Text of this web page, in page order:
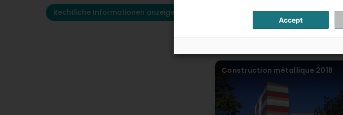
Rechtliche Informationen anzeigen
Construction métallique 2018
Accept